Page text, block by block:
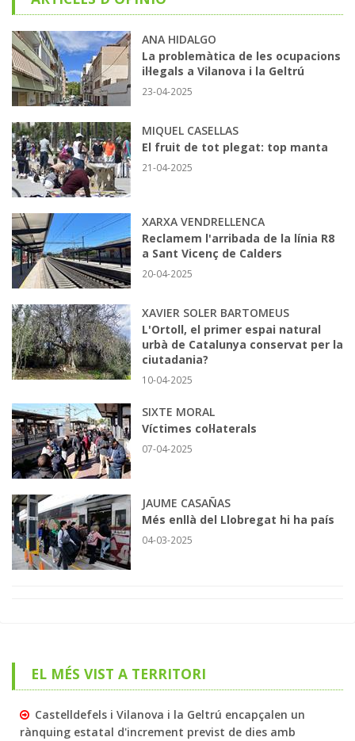
ANA HIDALGO
La problemàtica de les ocupacions
il·legals a Vilanova i la Geltrú
23-04-2025
MIQUEL CASELLAS
El fruit de tot plegat: top manta
21-04-2025
XARXA VENDRELLENCA
Reclamem l'arribada de la línia R8
a Sant Vicenç de Calders
20-04-2025
XAVIER SOLER BARTOMEUS
L'Ortoll, el primer espai natural
urbà de Catalunya conservat per la
ciutadania?
10-04-2025
SIXTE MORAL
Víctimes col·laterals
07-04-2025
JAUME CASAÑAS
Més enllà del Llobregat hi ha país
04-03-2025
EL MÉS VIST A TERRITORI
Castelldefels i Vilanova i la Geltrú encapçalen un
rànquing estatal d'increment previst de dies amb